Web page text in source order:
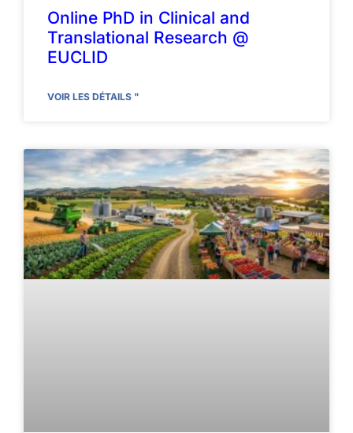
Online PhD in Clinical and
Translational Research @
EUCLID
VOIR LES DÉTAILS "